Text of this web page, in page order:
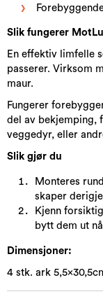
Slik fungerer
En effektiv limfelle
passerer. Virksom
maur.
Fungerer
del av bekjemping,
veggedyr, eller
Slik gjør du
Monteres
skaper
Kjenn
bytt dem ut
Dimensjoner:
4 stk. ark